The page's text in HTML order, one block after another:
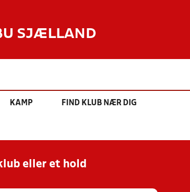
SJÆLLAND
KAMP FIND KLUB NÆR DIG
eller et hold